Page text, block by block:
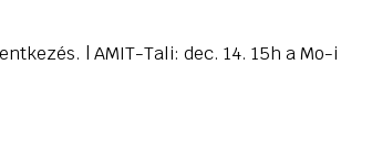
| AMIT-Tali: dec. 14. 15h a Mo-i